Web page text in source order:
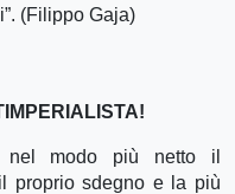
(Filippo Gaja)
nel modo più netto il
proprio sdegno e la più